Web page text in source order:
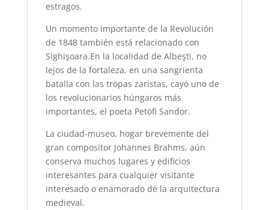
estragos.
Un momento importante de la Revolución
de 1848 también está relacionado con
Sighişoara.En la localidad de Albeşti, no
lejos de la fortaleza, en una sangrienta
batalla con las tropas zaristas, cayó uno de
los revolucionarios húngaros más
importantes, el poeta Petöfi Sandor.
La ciudad-museo, hogar brevemente del
gran compositor Johannes Brahms, aún
conserva muchos lugares y edificios
interesantes para cualquier visitante
interesado o enamorado de la arquitectura
medieval.